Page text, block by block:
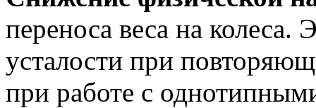
переноса веса на
усталости при
при работе с